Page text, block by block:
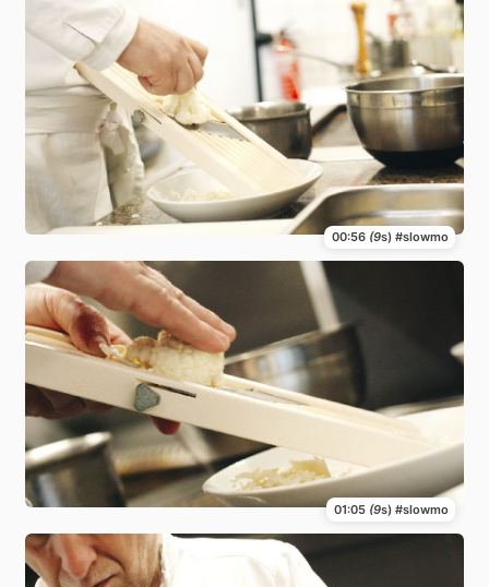
00:56 (9s) #slowmo
01:05 (9s) #slowmo